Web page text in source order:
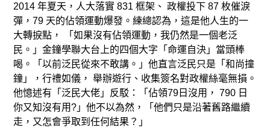
2014 年夏天，人大落實 831 框架、 政權投下 87 枚催淚
彈，79 天的佔領運動爆發。練總認為，這是他人生的一
大轉捩點， 「如果沒有佔領運動，我仍然是一個老泛
民。」金鐘學聯大台上的四個大字「命運自決」當頭棒
喝。「以前泛民從來不敢講。」他直言泛民只是「和尚撞
鐘」，行禮如儀， 舉辦遊行、收集簽名對政權絲毫無損。
他憶述有「泛民大佬」反駁：「佔領79日沒用， 790 日
你又知沒有用?」他不以為然，「他們只是沿著舊路繼續
走，又怎會爭取到任何結果？」